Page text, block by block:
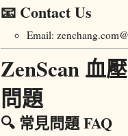
📧 Contact Us
Email:
ZenScan 血
問題
🔍 常見問題 FAQ